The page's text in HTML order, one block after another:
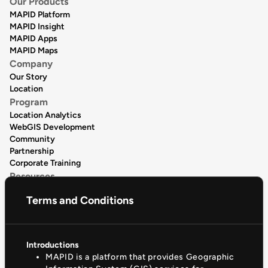
MAPID Platform
MAPID Insight
MAPID Apps
MAPID Maps
Company
Our Story
Location
Program
Location Analytics
WebGIS Development
Community
Partnership
Corporate Training
Resources
Data Catalogue
Release Notes
Support & Community
Help Center
Terms and Conditions
Introductions
MAPID is a platform that provides Geographic